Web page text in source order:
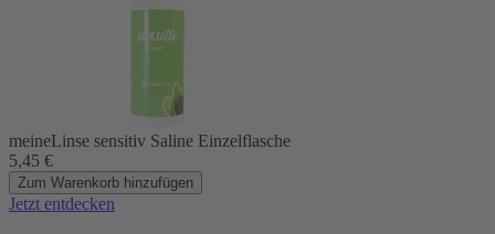
meineLinse sensitiv Saline Einzelflasche
5,45 €
Zum Warenkorb hinzufügen
Jetzt entdecken